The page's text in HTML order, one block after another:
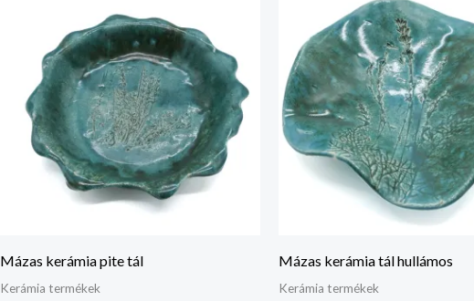
Mázas kerámia pite tál
Kerámia termékek
Mázas kerámia tál hullámos
Kerámia termékek